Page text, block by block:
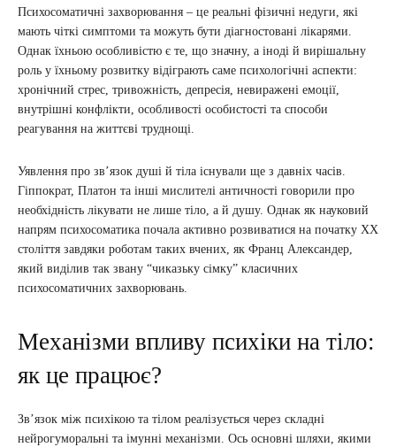
Психосоматичні захворювання – це реальні фізичні недуги, які
мають чіткі симптоми та можуть бути діагностовані лікарями.
Однак їхньою особливістю є те, що значну, а іноді й вирішальну
роль у їхньому розвитку відіграють саме психологічні аспекти:
хронічний стрес, тривожність, депресія, невиражені емоції,
внутрішні конфлікти, особливості особистості та способи
реагування на життєві труднощі.
Уявлення про зв’язок душі й тіла існували ще з давніх часів.
Гіппократ, Платон та інші мислителі античності говорили про
необхідність лікувати не лише тіло, а й душу. Однак як науковий
напрям психосоматика почала активно розвиватися на початку XX
століття завдяки роботам таких вчених, як Франц Александер,
який виділив так звану “чиказьку сімку” класичних
психосоматичних захворювань.
Механізми впливу психіки на тіло:
як це працює?
Зв’язок між психікою та тілом реалізується через складні
нейрогуморальні та імунні механізми. Ось основні шляхи, якими